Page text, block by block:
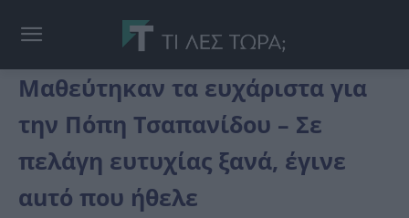
Μαθεύτηκαν τα ευχάριστα για
την Πόπη Τσαπανίδου – Σε
πελάγη ευτυχίας ξανά, έγινε
αuτό που ήθελε